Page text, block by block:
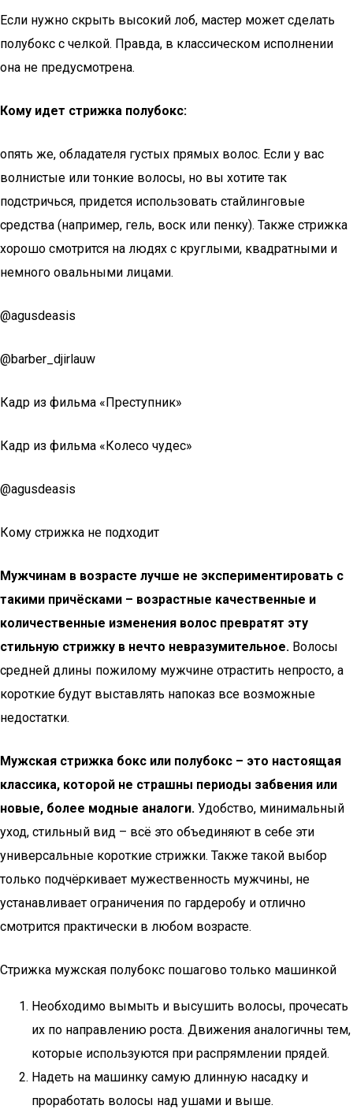
Если нужно скрыть высокий лоб, мастер может сделать
полубокс с челкой. Правда, в классическом исполнении
она не предусмотрена.
Кому идет стрижка полубокс:
опять же, обладателя густых прямых волос. Если у вас
волнистые или тонкие волосы, но вы хотите так
подстричься, придется использовать стайлинговые
средства (например, гель, воск или пенку). Также стрижка
хорошо смотрится на людях с круглыми, квадратными и
немного овальными лицами.
@agusdeasis
@barber_djirlauw
Кадр из фильма «Преступник»
Кадр из фильма «Колесо чудес»
@agusdeasis
Кому стрижка не подходит
Мужчинам в возрасте лучше не экспериментировать с
такими причёсками – возрастные качественные и
количественные изменения волос превратят эту
стильную стрижку в нечто невразумительное. Волосы
средней длины пожилому мужчине отрастить непросто, а
короткие будут выставлять напоказ все возможные
недостатки.
Мужская стрижка бокс или полубокс – это настоящая
классика, которой не страшны периоды забвения или
новые, более модные аналоги. Удобство, минимальный
уход, стильный вид – всё это объединяют в себе эти
универсальные короткие стрижки. Также такой выбор
только подчёркивает мужественность мужчины, не
устанавливает ограничения по гардеробу и отлично
смотрится практически в любом возрасте.
Стрижка мужская полубокс пошагово только машинкой
Необходимо вымыть и высушить волосы, прочесать
их по направлению роста. Движения аналогичны тем,
которые используются при распрямлении прядей.
Надеть на машинку самую длинную насадку и
проработать волосы над ушами и выше.